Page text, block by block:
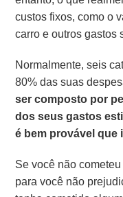
custos fixos, como o
carro e outros gastos
Normalmente, seis
80% das suas
ser composto por
dos seus gastos
é bem provável
Se você não
para você não